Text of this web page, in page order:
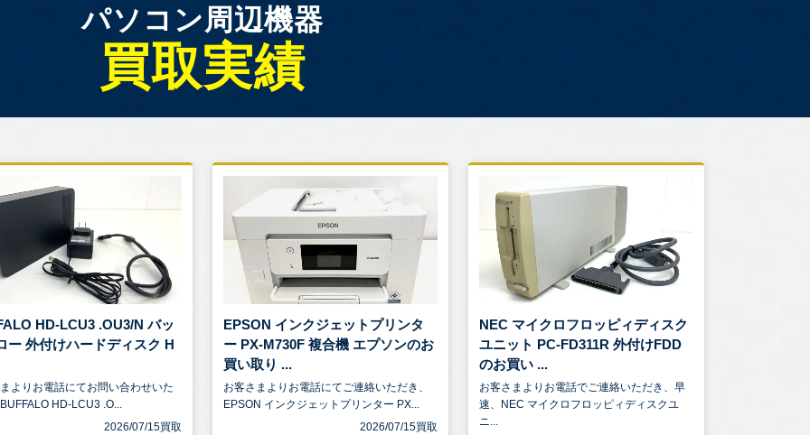
パソコン周辺機器
買取実績
HD-LCU3 .OU3/N バッ
ー 外付けハードディスク H
よりお電話にてお問い合わせいた
HD-LCU3 .O...
2026/07/15買取
EPSON インクジェットプリンタ
ー PX-M730F 複合機 エプソンのお
買い取り ...
お客さまよりお電話にてご連絡いただき、
EPSON インクジェットプリンター PX...
2026/07/15買取
NEC マイクロフロッピィディスク
ユニット PC-FD311R 外付けFDD
のお買い ...
お客さまよりお電話でご連絡いただき、早
速、NEC マイクロフロッピィディスクユ
ニ...